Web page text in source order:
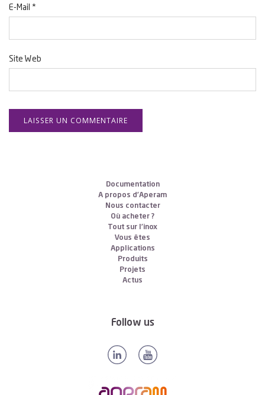
E-Mail *
Site Web
Documentation
A propos d’Aperam
Nous contacter
Où acheter ?
Tout sur l’inox
Vous êtes
Applications
Produits
Projets
Actus
Follow us